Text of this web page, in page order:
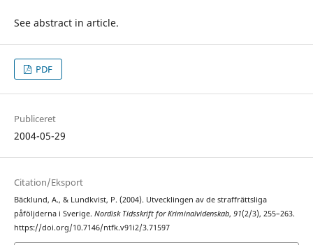
See abstract in article.
PDF
Publiceret
2004-05-29
Citation/Eksport
Bäcklund, A., & Lundkvist, P. (2004). Utvecklingen av de straffrättsliga
påföljderna i Sverige. Nordisk Tidsskrift for Kriminalvidenskab, 91(2/3), 255–263.
https://doi.org/10.7146/ntfk.v91i2/3.71597